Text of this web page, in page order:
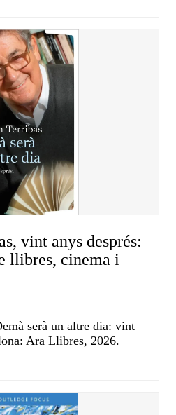
vint anys després:
llibres, cinema i
serà un altre dia: vint
Ara Llibres, 2026.